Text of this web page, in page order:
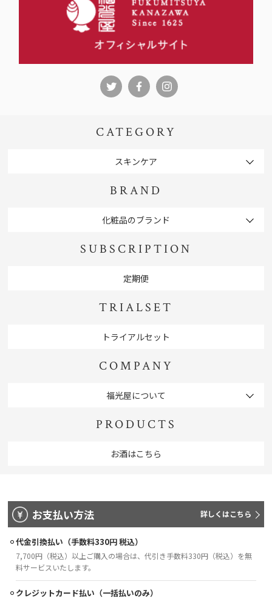
CATEGORY
スキンケア
BRAND
化粧品のブランド
SUBSCRIPTION
定期便
TRIALSET
トライアルセット
COMPANY
福光屋について
PRODUCTS
お酒はこちら
お支払い方法 詳しくはこちら
代金引換払い（手数料330円 税込）
7,700円（税込）以上ご購入の場合は、代引き手数料330円（税込）を無
料サービスいたします。
クレジットカード払い（一括払いのみ）